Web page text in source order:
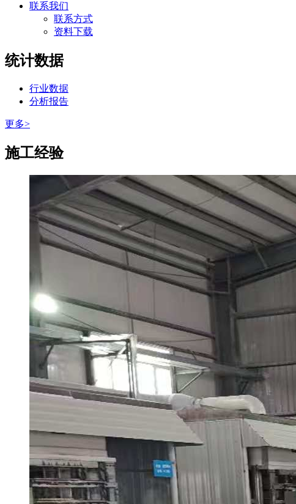
联系我们
联系方式
资料下载
统计数据
行业数据
分析报告
更多>
施工经验